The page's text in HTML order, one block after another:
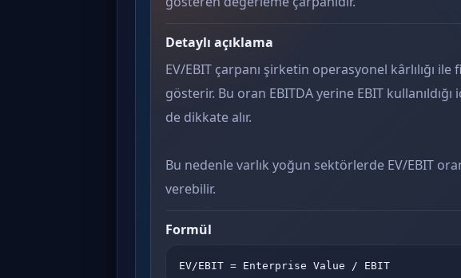
Detaylı açıklama
EV/EBIT çarpanı şirketin operasyonel kârlılığı
gösterir. Bu oran EBITDA yerine EBIT
de dikkate alır.
Bu nedenle varlık yoğun sektörlerde EV/EBIT
verebilir.
Formül
EV/EBIT = Enterprise Value / EBIT